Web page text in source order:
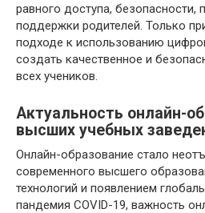
равного доступа, безопасности,
поддержки родителей. Только
подходе к использованию
создать качественное и
всех учеников.
Актуальность онлайн-
высших учебных
Онлайн-образование стало
современного высшего
технологий и появлением
пандемия COVID-19, важность